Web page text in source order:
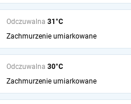
Odczuwalna 31°C
Zachmurzenie umiarkowane
Odczuwalna 30°C
Zachmurzenie umiarkowane